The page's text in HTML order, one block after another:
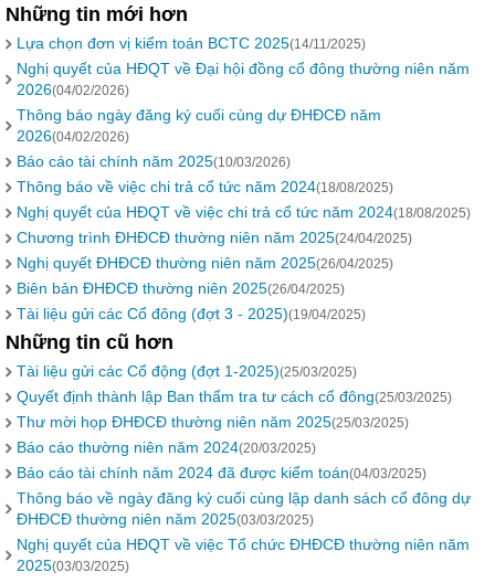
Những tin mới hơn
Lựa chọn đơn vị kiểm toán BCTC 2025(14/11/2025)
Nghị quyết của HĐQT về Đại hội đồng cổ đông thường niên năm
2026(04/02/2026)
Thông báo ngày đăng ký cuối cùng dự ĐHĐCĐ năm
2026(04/02/2026)
Báo cáo tài chính năm 2025(10/03/2026)
Thông báo về việc chi trả cổ tức năm 2024(18/08/2025)
Nghị quyết của HĐQT về việc chi trả cổ tức năm 2024(18/08/2025)
Chương trình ĐHĐCĐ thường niên năm 2025(24/04/2025)
Nghị quyết ĐHĐCĐ thường niên năm 2025(26/04/2025)
Biên bản ĐHĐCĐ thường niên 2025(26/04/2025)
Tài liệu gửi các Cổ đông (đợt 3 - 2025)(19/04/2025)
Những tin cũ hơn
Tài liệu gửi các Cổ động (đợt 1-2025)(25/03/2025)
Quyết định thành lập Ban thẩm tra tư cách cổ đông(25/03/2025)
Thư mời họp ĐHĐCĐ thường niên năm 2025(25/03/2025)
Báo cáo thường niên năm 2024(20/03/2025)
Báo cáo tài chính năm 2024 đã được kiểm toán(04/03/2025)
Thông báo về ngày đăng ký cuối cùng lập danh sách cổ đông dự
ĐHĐCĐ thường niên năm 2025(03/03/2025)
Nghị quyết của HĐQT về việc Tổ chức ĐHĐCĐ thường niên năm
2025(03/03/2025)